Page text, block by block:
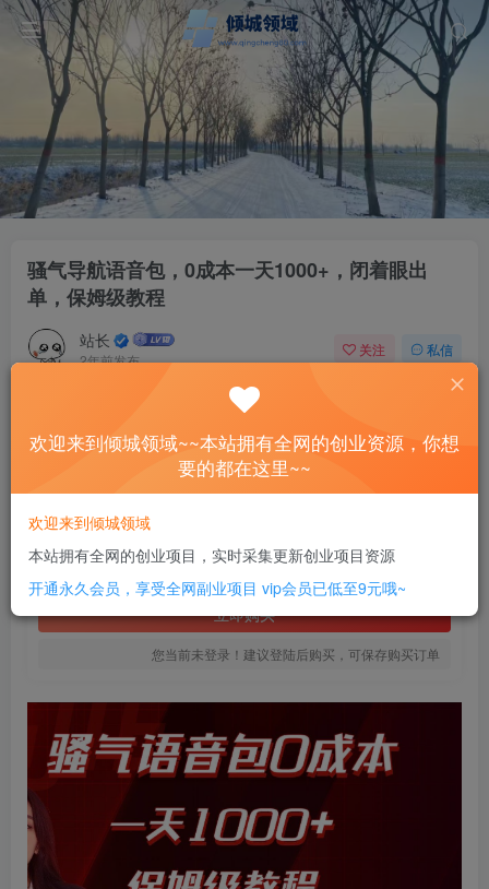
骚气导航语音包，0成本一天1000+，闭着眼出
单，保姆级教程
站长
2年前发布
关注 私信
骚气导航语音包，0成本一天1000+，闭着眼出单，保姆级教程
此内容为付费资源，请付费后查看
SVIP全站会员 免费
立即购买
您当前未登录！建议登陆后购买，可保存购买订单
欢迎来到倾城领域~~本站拥有全网的创业资源，你想
要的都在这里~~
欢迎来到倾城领域
本站拥有全网的创业项目，实时采集更新创业项目资源
开通永久会员，享受全网副业项目 vip会员已低至9元哦~